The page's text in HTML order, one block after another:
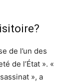
de l’un des
de l’État ». «
», a